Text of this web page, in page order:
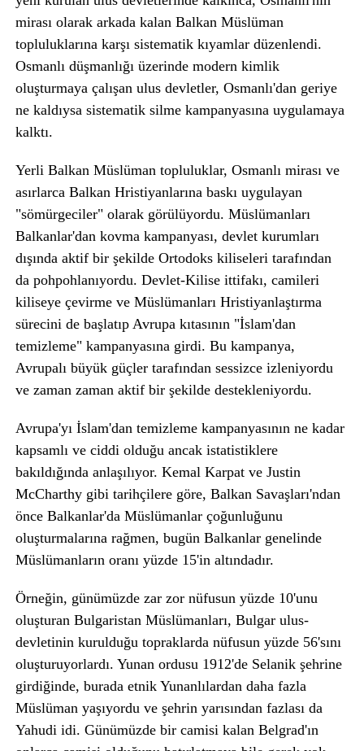
mirası olarak arkada kalan Balkan Müslüman
topluluklarına karşı sistematik kıyamlar düzenlendi.
Osmanlı düşmanlığı üzerinde modern kimlik
oluşturmaya çalışan ulus devletler, Osmanlı'dan geriye
ne kaldıysa sistematik silme kampanyasına uygulamaya
kalktı.
Yerli Balkan Müslüman topluluklar, Osmanlı mirası ve
asırlarca Balkan Hristiyanlarına baskı uygulayan
"sömürgeciler" olarak görülüyordu. Müslümanları
Balkanlar'dan kovma kampanyası, devlet kurumları
dışında aktif bir şekilde Ortodoks kiliseleri tarafından
da pohpohlanıyordu. Devlet-Kilise ittifakı, camileri
kiliseye çevirme ve Müslümanları Hristiyanlaştırma
sürecini de başlatıp Avrupa kıtasının "İslam'dan
temizleme" kampanyasına girdi. Bu kampanya,
Avrupalı büyük güçler tarafından sessizce izleniyordu
ve zaman zaman aktif bir şekilde destekleniyordu.
Avrupa'yı İslam'dan temizleme kampanyasının ne kadar
kapsamlı ve ciddi olduğu ancak istatistiklere
bakıldığında anlaşılıyor. Kemal Karpat ve Justin
McCharthy gibi tarihçilere göre, Balkan Savaşları'ndan
önce Balkanlar'da Müslümanlar çoğunluğunu
oluşturmalarına rağmen, bugün Balkanlar genelinde
Müslümanların oranı yüzde 15'in altındadır.
Örneğin, günümüzde zar zor nüfusun yüzde 10'unu
oluşturan Bulgaristan Müslümanları, Bulgar ulus-
devletinin kurulduğu topraklarda nüfusun yüzde 56'sını
oluşturuyorlardı. Yunan ordusu 1912'de Selanik şehrine
girdiğinde, burada etnik Yunanlılardan daha fazla
Müslüman yaşıyordu ve şehrin yarısından fazlası da
Yahudi idi. Günümüzde bir camisi kalan Belgrad'ın